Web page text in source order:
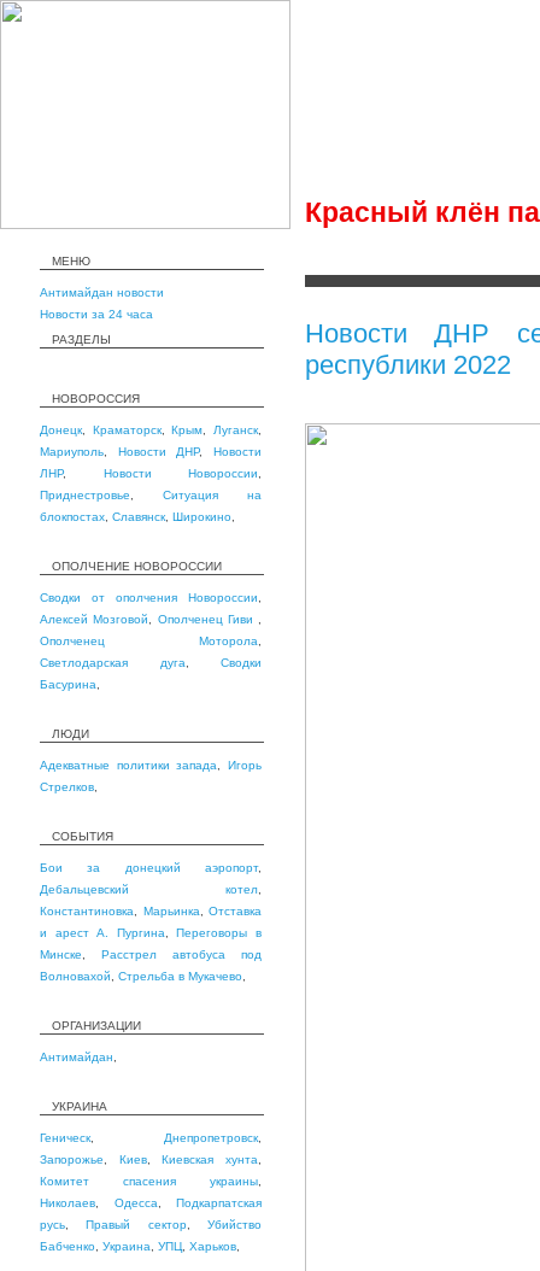
Красный клён
МЕНЮ
Антимайдан новости
Новости за 24 часа
РАЗДЕЛЫ
НОВОРОССИЯ
Донецк Краматорск,Крым Луганск
Мариуполь
Новости ДНР,Новости
ЛНР, Новости Новороссии
Приднестровье
Ситуация на
блокпостах Славянск Широкино
ОПОЛЧЕНИЕ НОВОРОССИИ
Сводки от ополчения Новороссии
Алексей Мозговой
Ополченец Гиви
Ополченец Моторола
Светлодарская дуга
Сводки
Басурина
ЛЮДИ
Адекватные политики запада ,Игорь
Стрелков
СОБЫТИЯ
Бои за донецкий аэропорт,
Дебальцевский котел
Константиновка
Марьинка
Отставка
и арест А. Пургина ,Переговоры в
Минске
Расстрел автобуса под
Волновахой
Стрельба в Мукачево
ОРГАНИЗАЦИИ
Антимайдан
УКРАИНА
Геническ Днепропетровск
Запорожье
Киев,Киевская хунта
Комитет спасения украины
Николаев
Одесса
Подкарпатская
русь ,Правый сектор,Убийство
Бабченко Украина УПЦ Харьков
Новости ДНР
республики 2022